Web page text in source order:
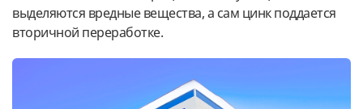
выделяются вредные вещества, а сам цинк поддается
вторичной переработке.